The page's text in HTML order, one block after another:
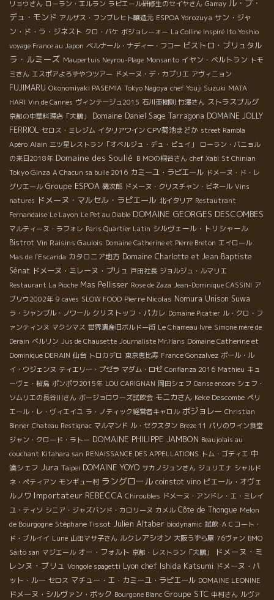
リョウさん ローラン・エルラン ラピエール研修生のセイヤさん Gamay ル・ブ・
デュ・モンド アルザス・フンブレヒト醸造元 ESPOA Yorozuya サン・ジャ
ン・ド・ラ・ジネスト クロ・バケ ボジョレーォー La Colline Inspiré Ito Yoshio
voyage France au Japon ベルナール・ナディー・フコー ビストロ・ブリュタル
ラ・ルミーズ Maupertuis Neyrou-Plage Monsanto イヤン・ベルトラン トモ
ミさん エスポアよろずやつツアー ドメーヌ・デ・カプリエ アヴィニョン
FUJIMARU Okonomiyaki PASEMIA Tokyo Nagoya chef Youji Suzuki MATA
HARI Vin de Cannes ヴィンテージュ2015 石川亜樹則 竹澤さん ストラスブルグ
京都の中華料理店「大鵬」 Domaine Daniel Sage Tarragona DOMAINE JOLLY
FERRIOL セロス・ミレジム イタリアワイン CPV菊池まどか street Rambla
Apéro Alain 三ツ星レストラン「オベルジュ・デュ・ピュイ」
ローラン・バニョル
の来日2018年 Domaine des Soulié ＢＭОの桐谷さん chef Xabi St Chinian
Tokyo Ginza A Chacun sa bulle 2016 カミーユ・ラピエール ドメーヌ・ド・レ
グリエール Groupe ESPOA 磯次郎 ドメーヌ・クリスチャン・ビネール Vins
natures ドメーヌ・マルセル・ラピエール 北イタリア Restautrant
Fernandaise Le Layon Le Pet au Diable DOMAINE GEORGES DESCOMBES
マルティーヌ・ラフォレ Paris Quartier Latin シルヴェール・トリシャール
Bistrot Vin Raisins Gaulois Domaine Catherine et Pierre Breton エイロール
Mas de l'Escarida カタロニア地方 Domaine Charlotte et Jean Baptiste
Sénat ドメーヌ・ミレーヌ・ブリュ 戸田社長 ジョルジュ・ルマリエ
Restaurant La Pioche Mas Pellisser Rose de Zaza Jean-Dominique CASSINI ア
ブリウ2002年 9 caves SLOW FOOD Pierre Nicolas Nomura Unison Suwa
ラ・シャンブル・ノワール クリストッフ・パカレ Domaine Picatier ル・クロ・フ
ァンティンヌ マクシマス 世界遺産旧ボルドー街 Le Chameau Ivre Simone mère de
Derain ベルリン Jus de Chausette Journaliste Mr.Hans Domaine Catherine et
Dominique DERAIN 仙台 トロカデロ 東京恵比寿 France Gonzalvez ポール・ル
イ・ウジェンヌ ティエリー・プゼラ マダム・ロゼ Confianza 2016 Mathieu キュ
ーヴェ・桜島 ポンポワ2015年 LOU CARIGNAN 岡田シェフ Danse encore シェフ・
ソムリエの長谷川さん ボージョロワーズ試飲会 モニカさん Keke Descombe ペリ
エール・レ・ヴィエイユ ラ・ノティック経営者キャロル ボジョレー Christian
Binner Chateau Restignac マルマンド ル・セクスタン Breze 11 パリのワイン食堂
ジャン・クロード・ラトー DOMAINE PHILIPPE JAMBON Beaujolais au
couchant Kitahara san RENAISSANCE DES APPELLATIONS トム・ゴティエ 中
湊シェフ Jura Taipei DOMAINE YOYO サカノジュンさん ジュリエナ シャルド
ネ・ペティアン モンギュー村 ラングロール coinstot vino ピエール・オヴェ
ルノワ Importateur REBECCA Chiroubles ドメーヌ・アンドレ・エ・ミレイ
ユ・ティソ シニア・ジャズバンド・カロリーヌ カメル Côte de Thongue Melon
de Bourgogne Stéphane Tissot Julien Altaber biodynamic 試飲 ＡＣコート・
ド・ブルイイ Lune 山田マサ子さん ルクレアシオン 大阪うずら屋 76ヴァン BMO
Saito san マジエール オー・フォルト 京都・レストラン「大鵬」
ドメーヌ・ミ
レンヌ・ブリュ Vongole spagetti Lyon chef Ishida Katsumi ドメーヌ・パ
ット・ルー セロス マチュー・エ・カミーユ・ラピエール DOMAINE LEONINE
ドメーヌ・シルヴァン・ボック Bourgone Blanc Groupe STC 中村さん ルヴァ